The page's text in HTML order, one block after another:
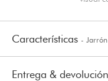
Características -
Entrega & devolución